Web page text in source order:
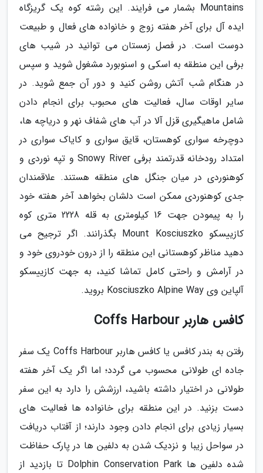
Mountains بشمار می فرایند. این رشته کوه یک گریزگاه
ایده آل برای آخر هفته زوج و خانواده های فعال و طبیعت
دوست است. در فصل زمستان می توانید در شیب های
برفی این منطقه به اسکی و اسنوبورد مشغول شوید و سپس
در هنگام شب آتش روشن کنید و دور آن جمع شوید. در
سایر اوقات سال، فعالیت های محبوب برای انجام دادن
شامل ماهیگیری قزل آلا در آب های شفاف نهر و دریاچه ها،
دوچرخه سواری کوهستان، قایق سواری و کایاک سواری در
امتداد رودخانه قدرتمند برفی Snowy River و تپه نوردی و
کوهنوردی در میان جنگل های منطقه هستند. علاقمندان
جدی کوهنوردی ممکن است دلشان بخواهد آخر هفته خود
را به پیمودن جهت 16 کیلومتری به قله 2228 متری کوه
کازییسکو Mount Kosciuszko بگذرانند. اگر ترجیح می
دهید مناظر کوهستانی این منطقه را از درون خودروی خود و
در آرامش و راحتی کامل تماشا کنید، به جهت کازییسکو
آلپاین وی Kosciuszko Alpine Way بروید.
کافس هاربر Coffs Harbour
رفتن به بندر کافس یا کافس هاربر Coffs Harbour یک سفر
جاده ای طولانی محسوب می گردد؛ اما اگر یک آخر هفته
طولانی در اختیار داشته باشید، ارزشش را دارد به این سفر
دست بزنید. در این منطقه برای خانواده ها فعالیت های
بسیار زیادی برای انجام دادن وجود دارند؛ از آفتاب دریافت
در سواحل زیبا و نزدیک شدن به دلفین ها در پارک حفاظت
شده دلفین ها Dolphin Conservation Park تا بازدید از